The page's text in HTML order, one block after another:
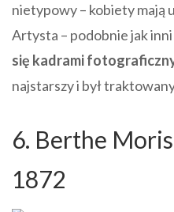
nietypowy – kobiety mają
Artysta – podobnie jak
się kadrami
najstarszy i był
6. Berthe
1872